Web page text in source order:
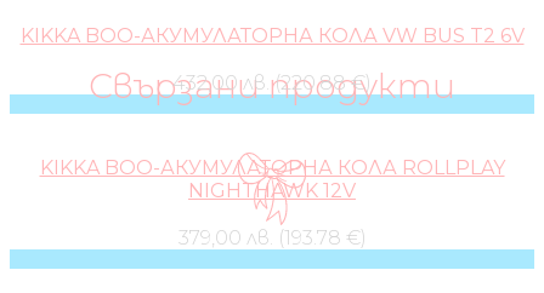
Свързани продукти
KIKKA BOO-АКУМУЛАТОРНА КОЛА VW BUS T2 6V
432,00 лв. (220.88 €)
KIKKA BOO-АКУМУЛАТОРНА КОЛА ROLLPLAY
NIGHTHAWK 12V
379,00 лв. (193.78 €)